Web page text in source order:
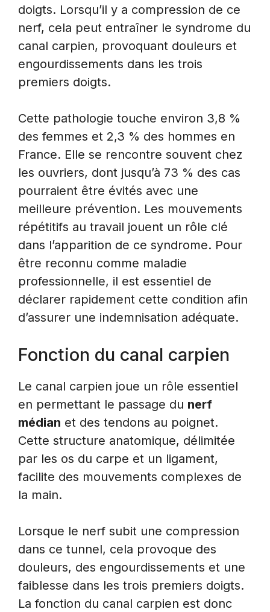
doigts. Lorsqu’il y a compression de ce
nerf, cela peut entraîner le syndrome du
canal carpien, provoquant douleurs et
engourdissements dans les trois
premiers doigts.
Cette pathologie touche environ 3,8 %
des femmes et 2,3 % des hommes en
France. Elle se rencontre souvent chez
les ouvriers, dont jusqu’à 73 % des cas
pourraient être évités avec une
meilleure prévention. Les mouvements
répétitifs au travail jouent un rôle clé
dans l’apparition de ce syndrome. Pour
être reconnu comme maladie
professionnelle, il est essentiel de
déclarer rapidement cette condition afin
d’assurer une indemnisation adéquate.
Fonction du canal carpien
Le canal carpien joue un rôle essentiel
en permettant le passage du nerf
médian et des tendons au poignet.
Cette structure anatomique, délimitée
par les os du carpe et un ligament,
facilite des mouvements complexes de
la main.
Lorsque le nerf subit une compression
dans ce tunnel, cela provoque des
douleurs, des engourdissements et une
faiblesse dans les trois premiers doigts.
La fonction du canal carpien est donc